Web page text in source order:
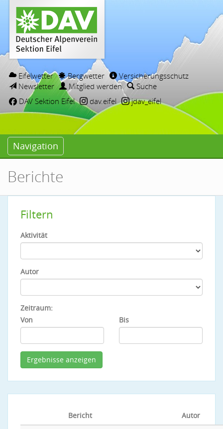
Eifelwetter Bergwetter
Versicherungsschutz
Newsletter
Mitglied werden
Suche
DAV Sektion Eifel
dav.eifel jdav_eifel
Navigation
Berichte
Filtern
Aktivität
Autor
Zeitraum:
Von
Bis
Bericht
Autor